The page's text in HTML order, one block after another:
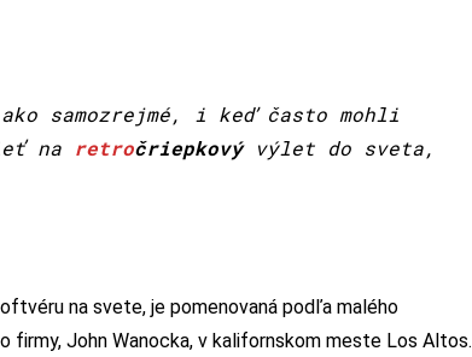
samozrejmé, i keď často mohli
na retročriepkovývýlet do sveta,
na svete, je pomenovaná podľa malého
John Wanocka, v kalifornskom meste Los Altos.